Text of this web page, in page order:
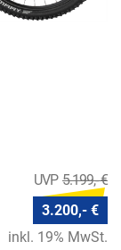
5.199,- €
3.200,- €
inkl. 19% MwSt.